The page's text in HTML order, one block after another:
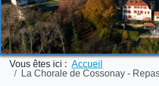
Vous êtes ici : Accueil
La Chorale de Cossonay -